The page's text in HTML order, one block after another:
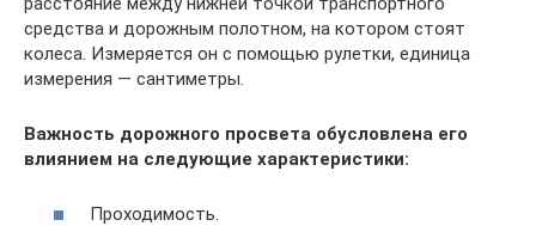
средства и дорожным полотном, на котором стоят
колеса. Измеряется он с помощью рулетки, единица
измерения — сантиметры.
Важность дорожного просвета обусловлена его
влиянием на следующие характеристики:
Проходимость.